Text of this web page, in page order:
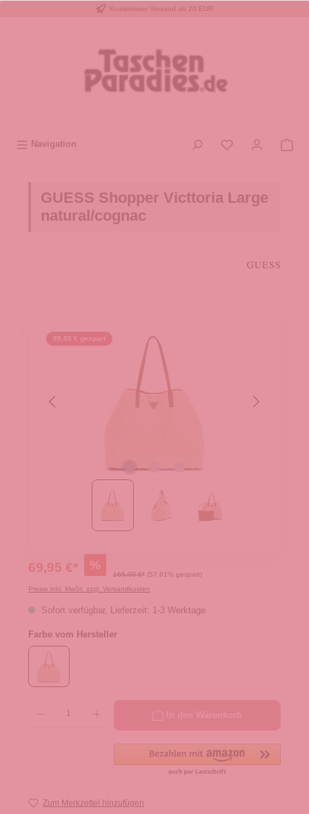
Kostenloser Versand ab 20 EUR
Navigation
GUESS Shopper Victtoria Large
natural/cognac
95,05 € gespart
69,95 €* %
165,00 €* (57.61% gespart)
Preise inkl. MwSt. zzgl. Versandkosten
Sofort verfügbar, Lieferzeit: 1-3 Werktage
Farbe vom Hersteller
Zum Merkzettel hinzufügen